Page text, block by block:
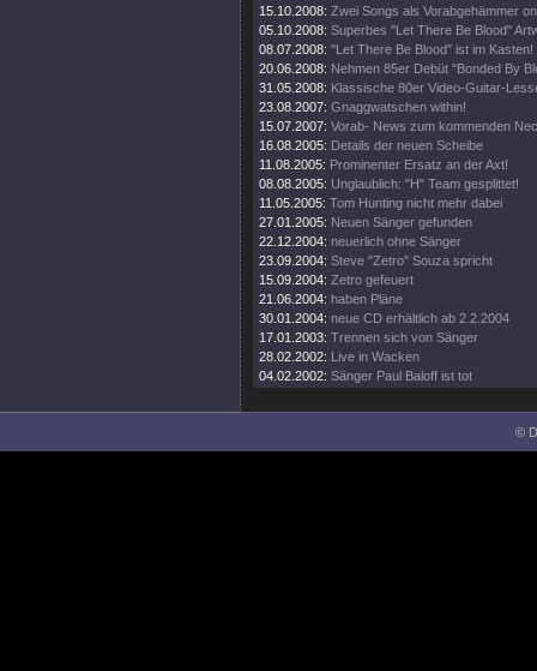
15.10.2008: Zwei Songs als Vorabgehämmer
05.10.2008: Superbes "Let There Be Blood"
08.07.2008: "Let There Be Blood" ist im Kasten!
20.06.2008: Nehmen 85er Debüt "Bonded By
31.05.2008: Klassische 80er Video-Guitar-
23.08.2007: Gnaggwatschen within!
15.07.2007: Vorab- News zum kommenden
16.08.2005: Details der neuen Scheibe
11.08.2005: Prominenter Ersatz an der Axt!
08.08.2005: Unglaublich: "H" Team gesplittet!
11.05.2005: Tom Hunting nicht mehr dabei
27.01.2005: Neuen Sänger gefunden
22.12.2004: neuerlich ohne Sänger
23.09.2004: Steve "Zetro" Souza spricht
15.09.2004: Zetro gefeuert
21.06.2004: haben Pläne
30.01.2004: neue CD erhältlich ab 2.2.2004
17.01.2003: Trennen sich von Sänger
28.02.2002: Live in Wacken
04.02.2002: Sänger Paul Baloff ist tot
©